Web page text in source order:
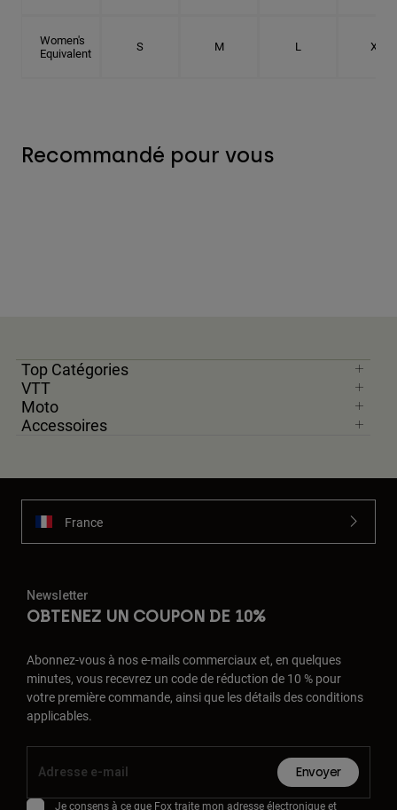
Women's
Equivalent
S M L XL
Recommandé pour vous
Top Catégories
VTT
Moto
Accessoires
France
Newsletter
OBTENEZ UN COUPON DE 10%
Abonnez-vous à nos e-mails commerciaux et, en quelques
minutes, vous recevrez un code de réduction de 10 % pour
votre première commande, ainsi que les détails des conditions
applicables.
Envoyer
Je consens à ce que Fox traite mon adresse électronique et